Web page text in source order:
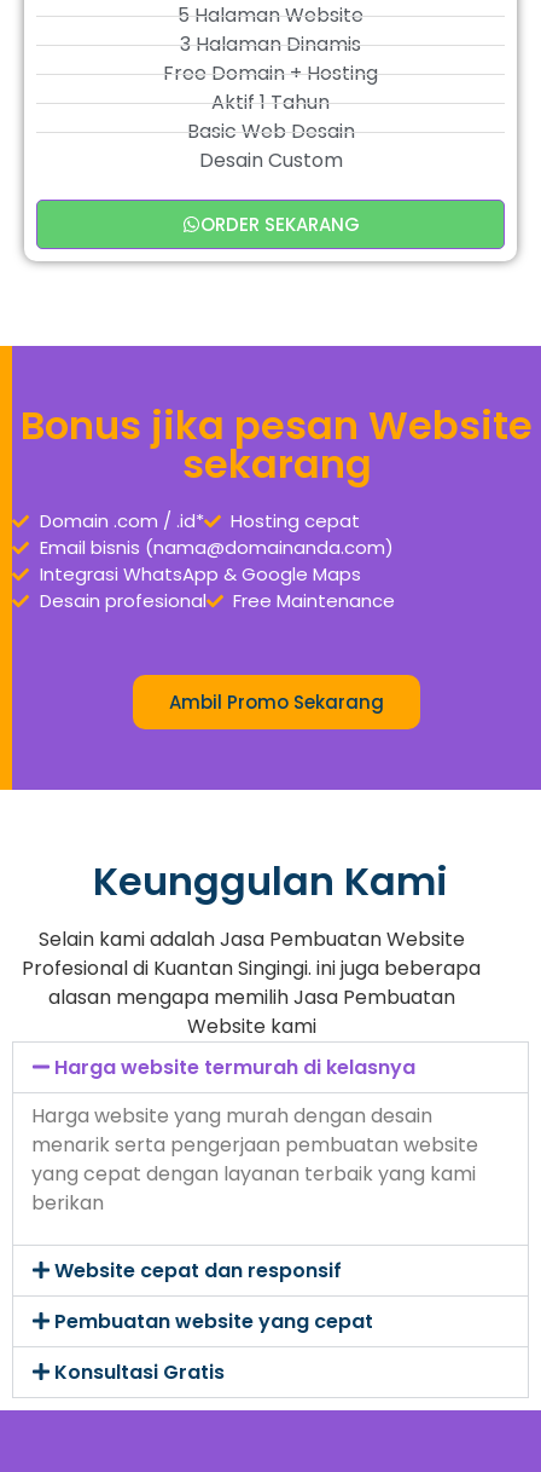
5 Halaman Website
3 Halaman Dinamis
Free Domain + Hosting
Aktif 1 Tahun
Basic Web Desain
Desain Custom
ORDER SEKARANG
Bonus jika pesan Website
sekarang
Domain .com / .id*
Hosting cepat
Email bisnis (nama@domainanda.com)
Integrasi WhatsApp & Google Maps
Desain profesional
Free Maintenance
Ambil Promo Sekarang
Keunggulan Kami
Selain kami adalah Jasa Pembuatan Website
Profesional di Kuantan Singingi. ini juga beberapa
alasan mengapa memilih Jasa Pembuatan
Website kami
Harga website termurah di kelasnya
Harga website yang murah dengan desain
menarik serta pengerjaan pembuatan website
yang cepat dengan layanan terbaik yang kami
berikan
Website cepat dan responsif
Pembuatan website yang cepat
Konsultasi Gratis